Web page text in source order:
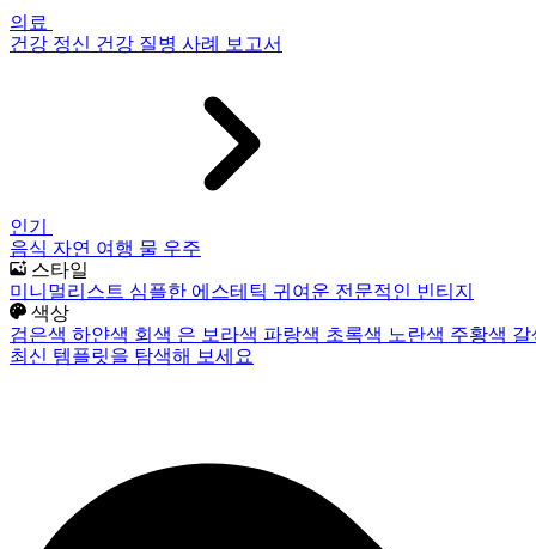
의료
건강 정신 건강 질병 사례 보고서
인기
음식 자연 여행 물 우주
스타일
미니멀리스트 심플한 에스테틱 귀여운 전문적인 빈티지
색상
검은색 하얀색 회색 은 보라색 파랑색 초록색 노란색 주황색
최신 템플릿을 탐색해 보세요